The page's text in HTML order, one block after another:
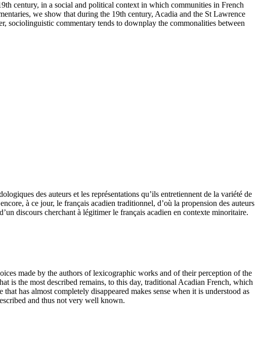
century, in a social and political context in which communities in French
we show that during the 19th century, Acadia and the St Lawrence
sociolinguistic commentary tends to downplay the commonalities between
des auteurs et les représentations qu’ils entretiennent de la variété de
à ce jour, le français acadien traditionnel, d’où la propension des auteurs
discours cherchant à légitimer le français acadien en contexte minoritaire.
made by the authors of lexicographic works and of their perception of the
is the most described remains, to this day, traditional Acadian French, which
has almost completely disappeared makes sense when it is understood as
and thus not very well known.